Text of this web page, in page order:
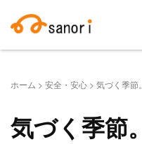
索:
ホーム > 安全・安心 > 気づく季節。
気づく季節。